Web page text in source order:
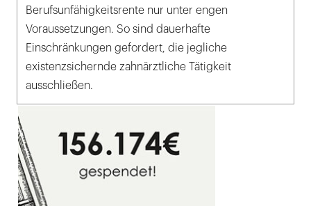
Berufsunfähigkeitsrente nur unter engen
Voraussetzungen. So sind dauerhafte
Einschränkungen gefordert, die jegliche
existenzsichernde zahnärztliche Tätigkeit
ausschließen.